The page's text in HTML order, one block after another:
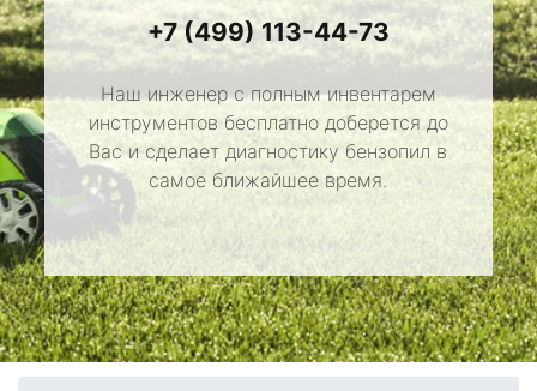
+7 (499) 113-44-73
Наш инженер с полным инвентарем
инструментов бесплатно доберется до
Вас и сделает диагностику бензопил в
самое ближайшее время.